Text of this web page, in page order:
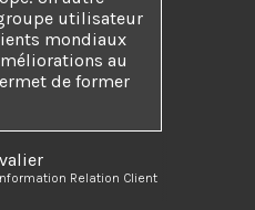
utilisateur
mondiaux
au
de former
Relation Client